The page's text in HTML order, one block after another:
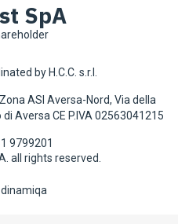
SpA
by H.C.C. s.r.l.
ASI Aversa-Nord, Via della
Aversa CE P.IVA 02563041215
9799201
all rights reserved.